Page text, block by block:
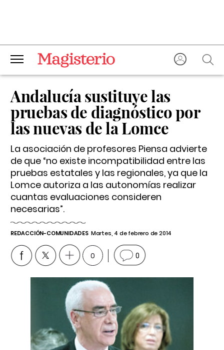
Andalucía sustituye las
pruebas de diagnóstico por
las nuevas de la Lomce
La asociación de profesores Piensa advierte
de que “no existe incompatibilidad entre las
pruebas estatales y las regionales, ya que la
Lomce autoriza a las autonomías realizar
cuantas evaluaciones consideren
necesarias”.
REDACCIÓN-COMUNIDADES Martes, 4 de febrero de 2014
0 0